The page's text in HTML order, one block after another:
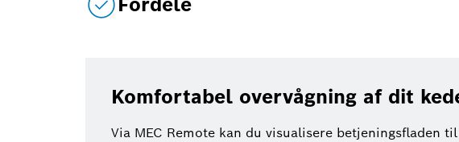
Komfortabel overvågning af dit
Via MEC Remote kan du visualisere betjeningsfladen